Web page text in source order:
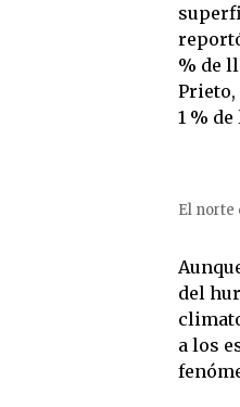
% de
Prieto,
1 %
El norte
del
a los